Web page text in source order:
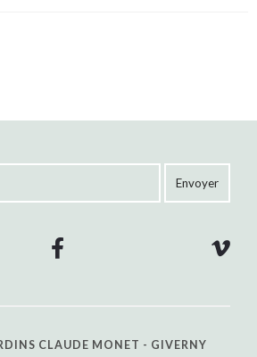
CLAUDE MONET - GIVERNY